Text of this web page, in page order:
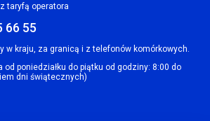
taryfą operatora
66 55
w kraju, za granicą i z telefonów komórkowych.
od poniedziałku do piątku od godziny: 8:00 do
dni świątecznych)